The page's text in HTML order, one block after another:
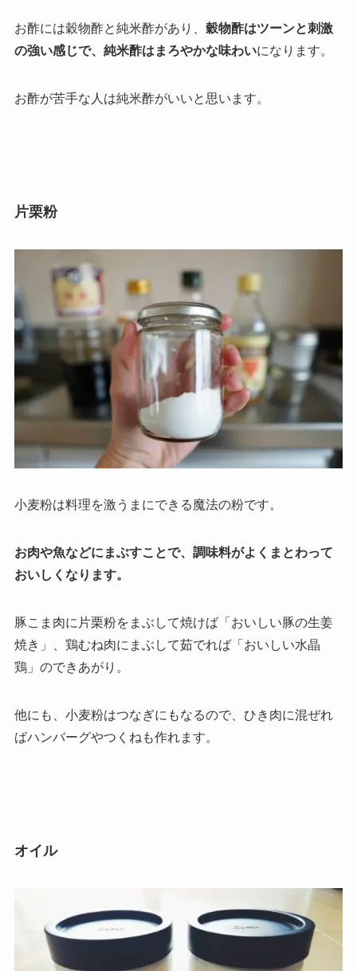
お酢には穀物酢と純米酢があり、 穀物酢はツーンと刺激
の強い感じで、純米酢はまろやかな味わいになります。
お酢が苦手な人は純米酢がいいと思います。
片栗粉
小麦粉は料理を激うまにできる魔法の粉です。
お肉や魚などにまぶすことで、調味料がよくまとわって
おいしくなります。
豚こま肉に片栗粉をまぶして焼けば「おいしい豚の生姜
焼き」、鶏むね肉にまぶして茹でれば「おいしい水晶
鶏」のできあがり。
他にも、小麦粉はつなぎにもなるので、ひき肉に混ぜれ
ばハンバーグやつくねも作れます。
オイル